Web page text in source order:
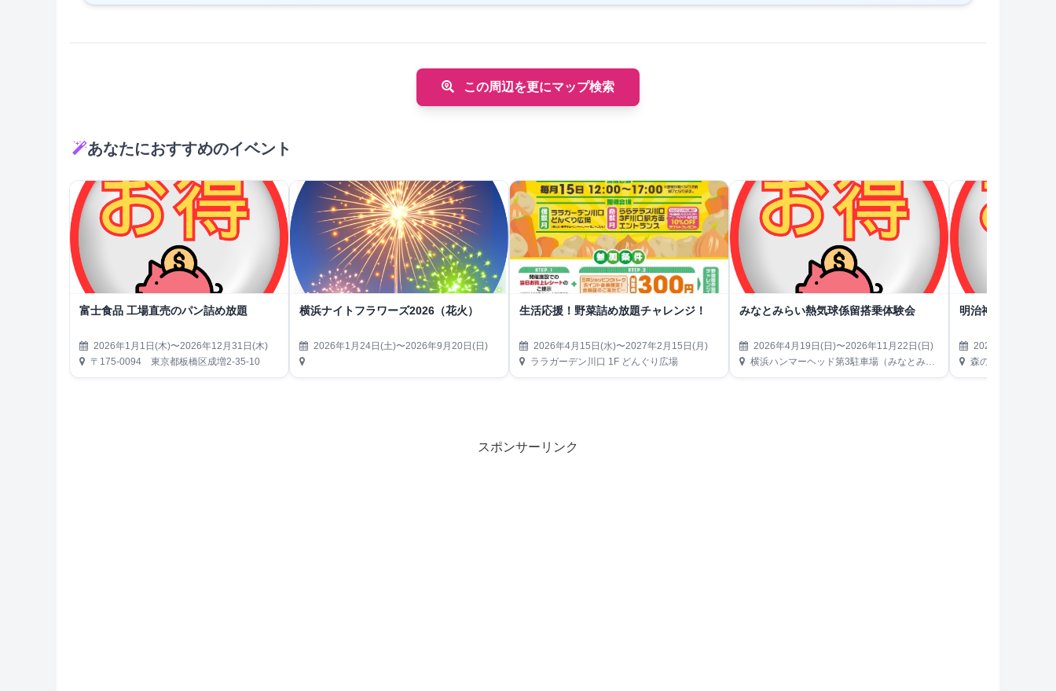
この周辺を更にマップ検索
あなたにおすすめのイベント
富士食品 工場直売のパン詰め放題
2026年1月1日(木)〜2026年12月31日(木)
〒175-0094 東京都板橋区成増2-35-10
横浜ナイトフラワーズ2026（花火）
2026年1月24日(土)〜2026年9月20日(日)
生活応援！野菜詰め放題チャレンジ！
2026年4月15日(水)〜2027年2月15日(月)
ララガーデン川口 1F どんぐり広場
みなとみらい熱気球係留搭乗体験会
2026年4月19日(日)〜2026年11月22日(日)
横浜ハンマーヘッド第3駐車場（みなとみらい21地区）
明治神宮外苑 森の
2026年4月22日(
森のビアガーデン（東京都新宿区
スポンサーリンク